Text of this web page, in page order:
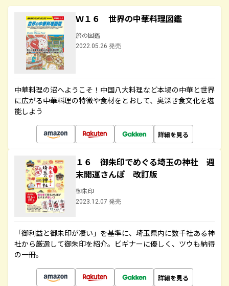
Ｗ１６ 世界の中華料理図鑑
旅の図鑑
2022.05.26 発売
中華料理の沼へようこそ！中国八大料理など本場の中華と世界
に広がる中華料理の特徴や食材をとおして、奥深き食文化を堪
能しよう
詳細を見る
１６ 御朱印でめぐる埼玉の神社 週
末開運さんぽ 改訂版
御朱印
2023.12.07 発売
「御利益と御朱印が凄い」を基準に、埼玉県内に数千社ある神
社から厳選して御朱印を紹介。ビギナーに優しく、ツウも納得
の一冊。
詳細を見る